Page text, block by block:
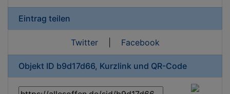
Eintrag teilen
Twitter| Facebook
Objekt ID b9d17d66, Kurzlink und QR-Code